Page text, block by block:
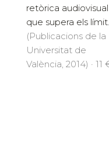
retòrica audiovisual
que supera els límit...
(Publicacions de la
Universitat de
València, 2014) · 11